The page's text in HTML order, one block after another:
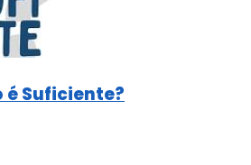
é Suficiente?